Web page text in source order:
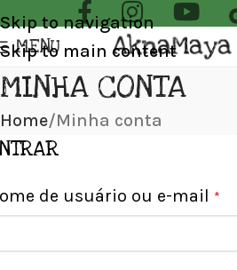
Skip to navigation
Skip to main content
MENU
MINHA CONTA
Home Minha conta
de usuário ou e-mail *